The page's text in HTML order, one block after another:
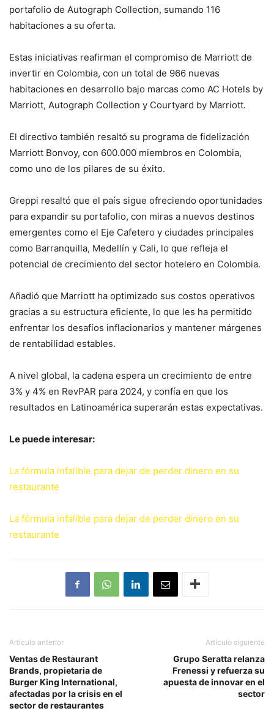
portafolio de Autograph Collection, sumando 116
habitaciones a su oferta.
Estas iniciativas reafirman el compromiso de Marriott de
invertir en Colombia, con un total de 966 nuevas
habitaciones en desarrollo bajo marcas como AC Hotels by
Marriott, Autograph Collection y Courtyard by Marriott.
El directivo también resaltó su programa de fidelización
Marriott Bonvoy, con 600.000 miembros en Colombia,
como uno de los pilares de su éxito.
Greppi resaltó que el país sigue ofreciendo oportunidades
para expandir su portafolio, con miras a nuevos destinos
emergentes como el Eje Cafetero y ciudades principales
como Barranquilla, Medellín y Cali, lo que refleja el
potencial de crecimiento del sector hotelero en Colombia.
Añadió que Marriott ha optimizado sus costos operativos
gracias a su estructura eficiente, lo que les ha permitido
enfrentar los desafíos inflacionarios y mantener márgenes
de rentabilidad estables.
A nivel global, la cadena espera un crecimiento de entre
3% y 4% en RevPAR para 2024, y confía en que los
resultados en Latinoamérica superarán estas expectativas.
Le puede interesar:
La fórmula infalible para dejar de perder dinero en su
restaurante
La fórmula infalible para dejar de perder dinero en su
restaurante
Artículo anterior
Ventas de Restaurant
Brands, propietaria de
Burger King International,
afectadas por la crisis en el
sector de restaurantes
Artículo siguiente
Grupo Seratta relanza
Frenessi y refuerza su
apuesta de innovar en el
sector